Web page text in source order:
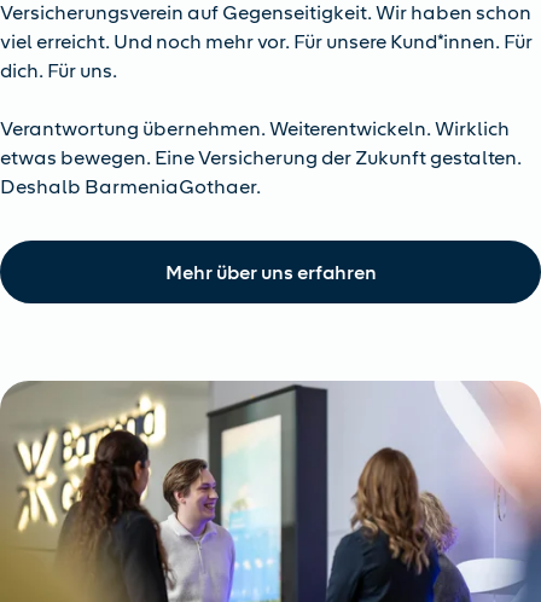
Versicherungsverein auf Gegenseitigkeit. Wir haben schon
viel erreicht. Und noch mehr vor. Für unsere Kund*innen. Für
dich. Für uns.
Verantwortung übernehmen. Weiterentwickeln. Wirklich
etwas bewegen. Eine Versicherung der Zukunft gestalten.
Deshalb BarmeniaGothaer.
Mehr über uns erfahren